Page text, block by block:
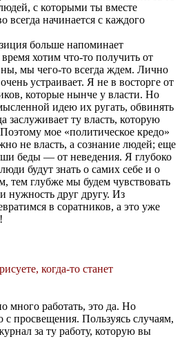
с которыми ты вместе
всегда начинается с каждого
больше напоминает
хотим что-то получить от
мы чего-то всегда ждем. Лично
устраивает. Я не в восторге от
которые нынче у власти. Но
идею их ругать, обвинять
заслуживает ту власть, которую
мое «политическое кредо»
не власть, а сознание людей; еще
беды — от неведения. Я глубоко
будут знать о самих себе и о
тем глубже мы будем чувствовать
нужность друг другу. Из
в соратников, а это уже
когда-то станет
работать, это да. Но
с просвещения. Пользуясь случаям,
за ту работу, которую вы